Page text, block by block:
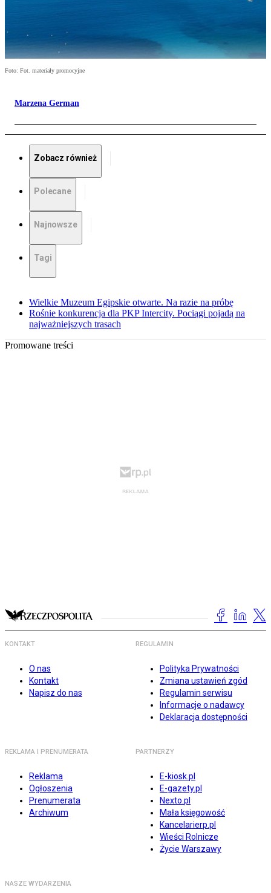
Foto: Fot. materiały promocyjne
Marzena German
Zobacz również
Polecane
Najnowsze
Tagi
Wielkie Muzeum Egipskie otwarte. Na razie na próbę
Rośnie konkurencja dla PKP Intercity. Pociągi pojadą na
najważniejszych trasach
Promowane treści
KONTAKT
O nas
Kontakt
Napisz do nas
REGULAMIN
Polityka Prywatności
Zmiana ustawień zgód
Regulamin serwisu
Informacje o nadawcy
Deklaracja dostępności
REKLAMA I PRENUMERATA
Reklama
Ogłoszenia
Prenumerata
Archiwum
PARTNERZY
E-kiosk.pl
E-gazety.pl
Nexto.pl
Mała księgowość
Kancelarierp.pl
Wieści Rolnicze
Życie Warszawy
NASZE WYDARZENIA